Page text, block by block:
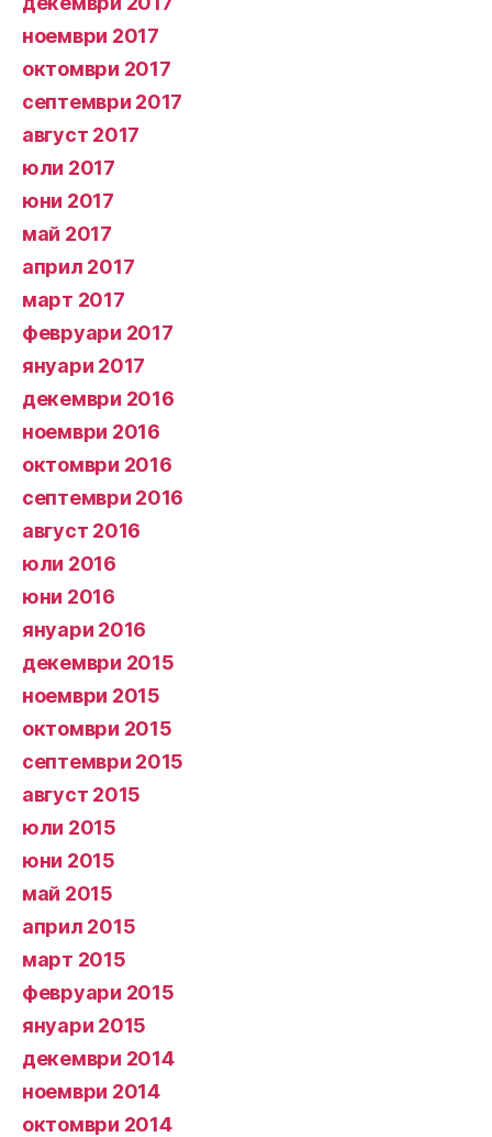
ноември 2017
октомври 2017
септември 2017
август 2017
юли 2017
юни 2017
май 2017
април 2017
март 2017
февруари 2017
януари 2017
декември 2016
ноември 2016
октомври 2016
септември 2016
август 2016
юли 2016
юни 2016
януари 2016
декември 2015
ноември 2015
октомври 2015
септември 2015
август 2015
юли 2015
юни 2015
май 2015
април 2015
март 2015
февруари 2015
януари 2015
декември 2014
ноември 2014
октомври 2014